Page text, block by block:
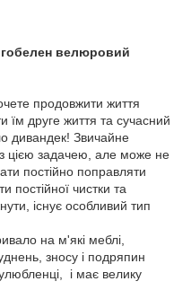
велюровий
продовжити життя
їм друге життя та сучасний
дивандек! Звичайне
цією задачею, але може не
постійно поправляти
постійної чистки та
існує особливий тип
на м'які меблі,
зносу і подряпин
і має велику